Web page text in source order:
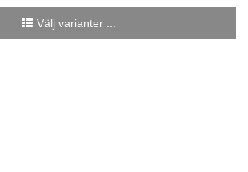
Välj varianter ...